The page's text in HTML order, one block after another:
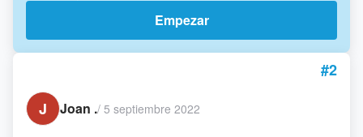
Empezar
#2
J
Joan ./ 5 septiembre 2022